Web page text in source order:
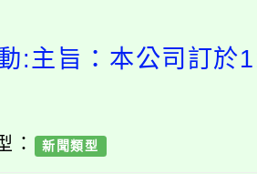
:主旨：本公司訂於
： 新聞類型